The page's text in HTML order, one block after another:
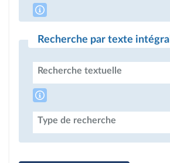
Recherche par texte intégral
Recherche textuelle
Type de recherche